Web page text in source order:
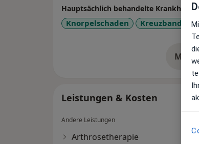
Hauptsächlich behandelte Krankheiten
Knorpelschaden Kreuzbandriss
Mehr
Leistungen & Kosten
Andere Leistungen
Arthrosetherapie